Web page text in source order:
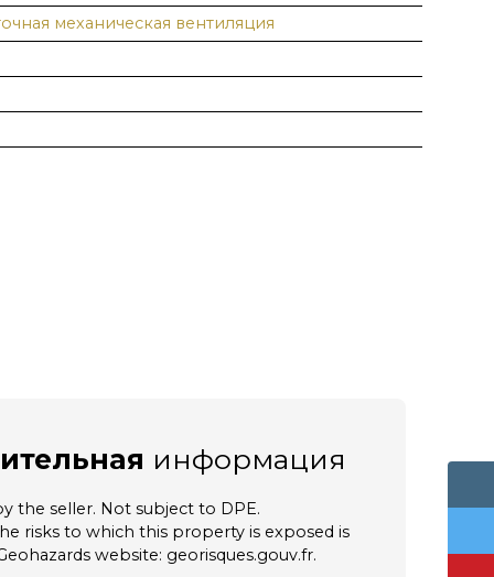
механическая вентиляция
информация
the seller. Not subject to DPE.
risks to which this property is exposed is
website: georisques.gouv.fr.